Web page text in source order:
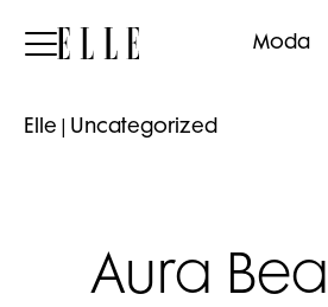
Elle Moda
Elle Uncategorized
Aura